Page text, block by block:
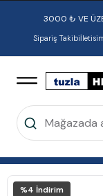
3000 ₺ VE
Sipariş Takibi
%4 İndirim